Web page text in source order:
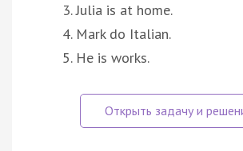
Julia is at home.
Mark do Italian.
He is works.